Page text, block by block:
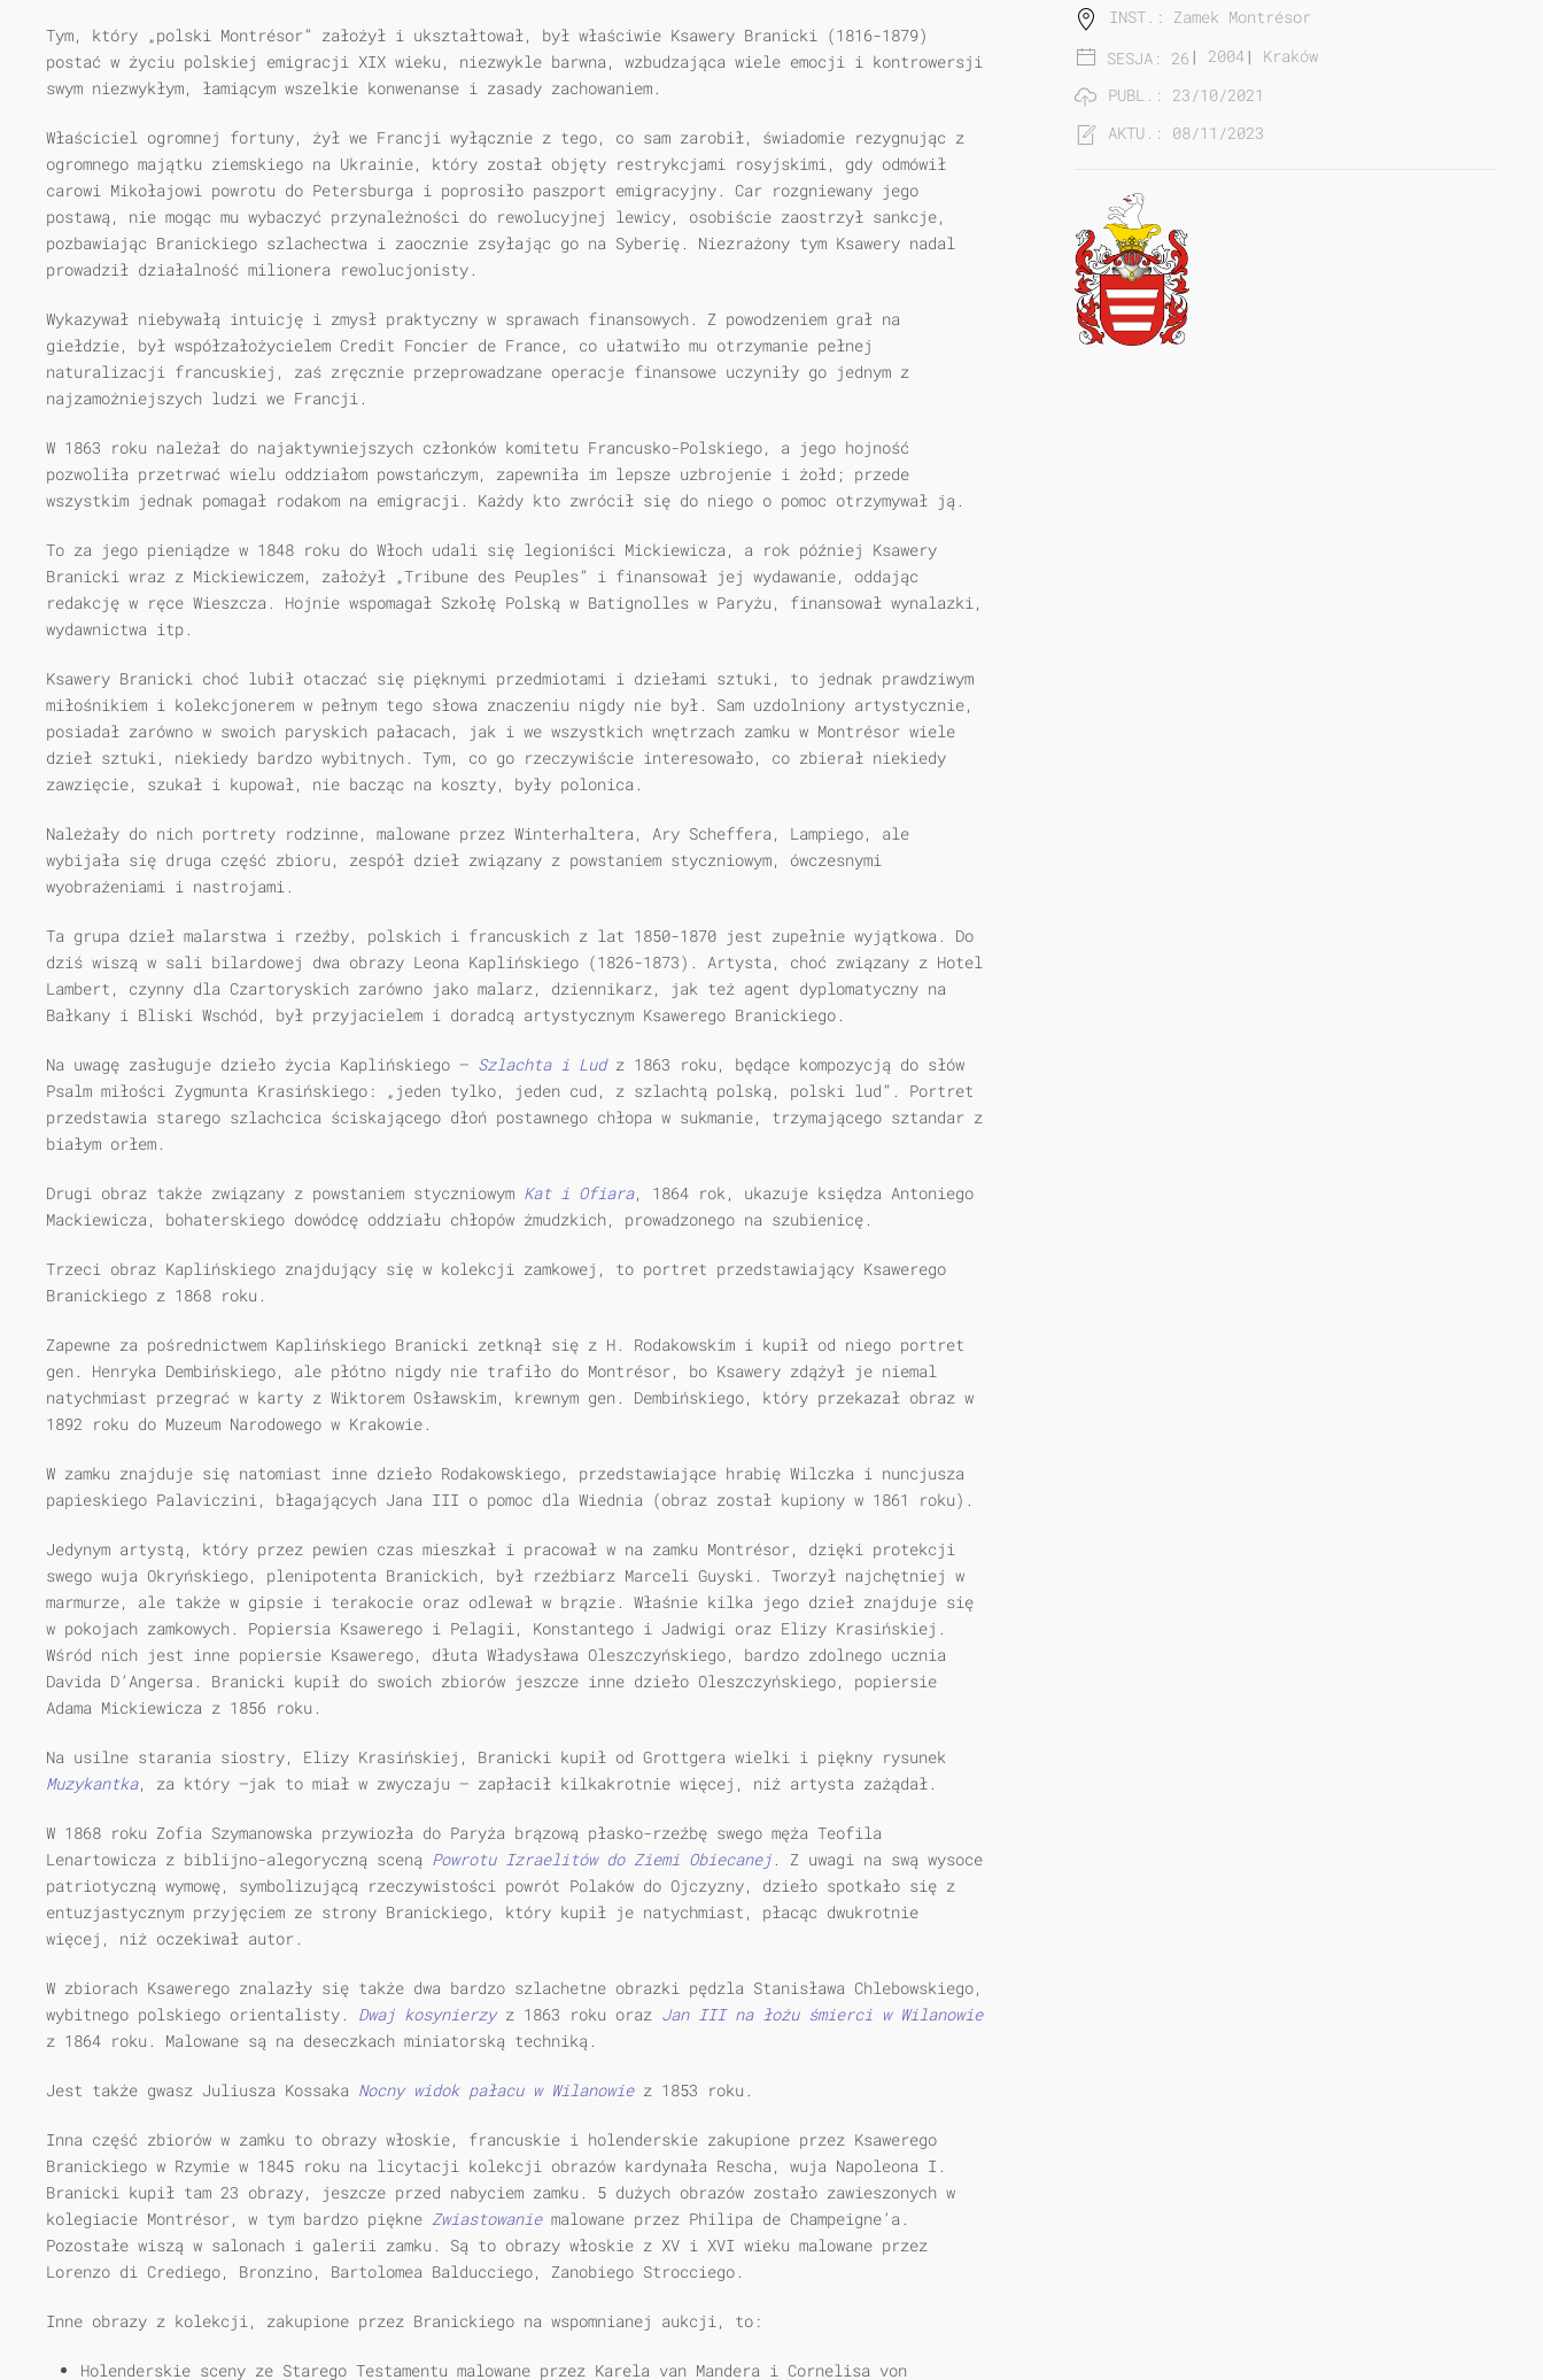
Tym, który „polski Montrésor” założył i ukształtował, był właściwie Ksawery Branicki (1816-1879)
postać w życiu polskiej emigracji XIX wieku, niezwykle barwna, wzbudzająca wiele emocji i kontrowersji
swym niezwykłym, łamiącym wszelkie konwenanse i zasady zachowaniem.
Właściciel ogromnej fortuny, żył we Francji wyłącznie z tego, co sam zarobił, świadomie rezygnując z
ogromnego majątku ziemskiego na Ukrainie, który został objęty restrykcjami rosyjskimi, gdy odmówił
carowi Mikołajowi powrotu do Petersburga i poprosiło paszport emigracyjny. Car rozgniewany jego
postawą, nie mogąc mu wybaczyć przynależności do rewolucyjnej lewicy, osobiście zaostrzył sankcje,
pozbawiając Branickiego szlachectwa i zaocznie zsyłając go na Syberię. Niezrażony tym Ksawery nadal
prowadził działalność milionera rewolucjonisty.
Wykazywał niebywałą intuicję i zmysł praktyczny w sprawach finansowych. Z powodzeniem grał na
giełdzie, był współzałożycielem Credit Foncier de France, co ułatwiło mu otrzymanie pełnej
naturalizacji francuskiej, zaś zręcznie przeprowadzane operacje finansowe uczyniły go jednym z
najzamożniejszych ludzi we Francji.
W 1863 roku należał do najaktywniejszych członków komitetu Francusko-Polskiego, a jego hojność
pozwoliła przetrwać wielu oddziałom powstańczym, zapewniła im lepsze uzbrojenie i żołd; przede
wszystkim jednak pomagał rodakom na emigracji. Każdy kto zwrócił się do niego o pomoc otrzymywał ją.
To za jego pieniądze w 1848 roku do Włoch udali się legioniści Mickiewicza, a rok później Ksawery
Branicki wraz z Mickiewiczem, założył „Tribune des Peuples” i finansował jej wydawanie, oddając
redakcję w ręce Wieszcza. Hojnie wspomagał Szkołę Polską w Batignolles w Paryżu, finansował wynalazki,
wydawnictwa itp.
Ksawery Branicki choć lubił otaczać się pięknymi przedmiotami i dziełami sztuki, to jednak prawdziwym
miłośnikiem i kolekcjonerem w pełnym tego słowa znaczeniu nigdy nie był. Sam uzdolniony artystycznie,
posiadał zarówno w swoich paryskich pałacach, jak i we wszystkich wnętrzach zamku w Montrésor wiele
dzieł sztuki, niekiedy bardzo wybitnych. Tym, co go rzeczywiście interesowało, co zbierał niekiedy
zawzięcie, szukał i kupował, nie bacząc na koszty, były polonica.
Należały do nich portrety rodzinne, malowane przez Winterhaltera, Ary Scheffera, Lampiego, ale
wybijała się druga część zbioru, zespół dzieł związany z powstaniem styczniowym, ówczesnymi
wyobrażeniami i nastrojami.
Ta grupa dzieł malarstwa i rzeźby, polskich i francuskich z lat 1850-1870 jest zupełnie wyjątkowa. Do
dziś wiszą w sali bilardowej dwa obrazy Leona Kaplińskiego (1826-1873). Artysta, choć związany z Hotel
Lambert, czynny dla Czartoryskich zarówno jako malarz, dziennikarz, jak też agent dyplomatyczny na
Bałkany i Bliski Wschód, był przyjacielem i doradcą artystycznym Ksawerego Branickiego.
Na uwagę zasługuje dzieło życia Kaplińskiego — Szlachta i Ludz 1863 roku, będące kompozycją do słów
Psalm miłości Zygmunta Krasińskiego: „jeden tylko, jeden cud, z szlachtą polską, polski lud”. Portret
przedstawia starego szlachcica ściskającego dłoń postawnego chłopa w sukmanie, trzymającego sztandar z
białym orłem.
Drugi obraz także związany z powstaniem styczniowym Kat i Ofiara, 1864 rok, ukazuje księdza Antoniego
Mackiewicza, bohaterskiego dowódcę oddziału chłopów żmudzkich, prowadzonego na szubienicę.
Trzeci obraz Kaplińskiego znajdujący się w kolekcji zamkowej, to portret przedstawiający Ksawerego
Branickiego z 1868 roku.
Zapewne za pośrednictwem Kaplińskiego Branicki zetknął się z H. Rodakowskim i kupił od niego portret
gen. Henryka Dembińskiego, ale płótno nigdy nie trafiło do Montrésor, bo Ksawery zdążył je niemal
natychmiast przegrać w karty z Wiktorem Osławskim, krewnym gen. Dembińskiego, który przekazał obraz w
1892 roku do Muzeum Narodowego w Krakowie.
W zamku znajduje się natomiast inne dzieło Rodakowskiego, przedstawiające hrabię Wilczka i nuncjusza
papieskiego Palaviczini, błagających Jana III o pomoc dla Wiednia (obraz został kupiony w 1861 roku).
Jedynym artystą, który przez pewien czas mieszkał i pracował w na zamku Montrésor, dzięki protekcji
swego wuja Okryńskiego, plenipotenta Branickich, był rzeźbiarz Marceli Guyski. Tworzył najchętniej w
marmurze, ale także w gipsie i terakocie oraz odlewał w brązie. Właśnie kilka jego dzieł znajduje się
w pokojach zamkowych. Popiersia Ksawerego i Pelagii, Konstantego i Jadwigi oraz Elizy Krasińskiej.
Wśród nich jest inne popiersie Ksawerego, dłuta Władysława Oleszczyńskiego, bardzo zdolnego ucznia
Davida D’Angersa. Branicki kupił do swoich zbiorów jeszcze inne dzieło Oleszczyńskiego, popiersie
Adama Mickiewicza z 1856 roku.
Na usilne starania siostry, Elizy Krasińskiej, Branicki kupił od Grottgera wielki i piękny rysunek
Muzykantka, za który —jak to miał w zwyczaju — zapłacił kilkakrotnie więcej, niż artysta zażądał.
W 1868 roku Zofia Szymanowska przywiozła do Paryża brązową płasko-rzeźbę swego męża Teofila
Lenartowicza z biblijno-alegoryczną sceną Powrotu Izraelitów do Ziemi Obiecanej. Z uwagi na swą wysoce
patriotyczną wymowę, symbolizującą rzeczywistości powrót Polaków do Ojczyzny, dzieło spotkało się z
entuzjastycznym przyjęciem ze strony Branickiego, który kupił je natychmiast, płacąc dwukrotnie
więcej, niż oczekiwał autor.
W zbiorach Ksawerego znalazły się także dwa bardzo szlachetne obrazki pędzla Stanisława Chlebowskiego,
wybitnego polskiego orientalisty. Dwaj kosynierzyz 1863 roku oraz Jan III na łożu śmierci w Wilanowie
z 1864 roku. Malowane są na deseczkach miniatorską techniką.
Jest także gwasz Juliusza Kossaka Nocny widok pałacu w Wilanowiez 1853 roku.
Inna część zbiorów w zamku to obrazy włoskie, francuskie i holenderskie zakupione przez Ksawerego
Branickiego w Rzymie w 1845 roku na licytacji kolekcji obrazów kardynała Rescha, wuja Napoleona I.
Branicki kupił tam 23 obrazy, jeszcze przed nabyciem zamku. 5 dużych obrazów zostało zawieszonych w
kolegiacie Montrésor, w tym bardzo piękne Zwiastowaniemalowane przez Philipa de Champeigne’a.
Pozostałe wiszą w salonach i galerii zamku. Są to obrazy włoskie z XV i XVI wieku malowane przez
Lorenzo di Crediego, Bronzino, Bartolomea Balducciego, Zanobiego Strocciego.
Inne obrazy z kolekcji, zakupione przez Branickiego na wspomnianej aukcji, to:
Holenderskie sceny ze Starego Testamentu malowane przez Karela van Mandera i Cornelisa von
INST.: Zamek Montrésor
SESJA: 26 | 2004| Kraków
PUBL.: 23/10/2021
AKTU.: 08/11/2023